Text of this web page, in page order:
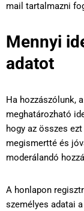
mail tartalmazni
Mennyi
adatot
Ha hozzászólunk,
meghatározható
hogy az összes
megismertté és
moderálandó
A honlapon
személyes adatai